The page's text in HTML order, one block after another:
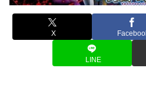
X
LINE